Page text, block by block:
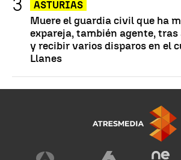
ASTURIAS
Muere el guardia civil que ha
expareja, también agente,
y recibir varios disparos en el
Llanes